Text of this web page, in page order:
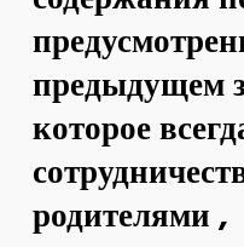
предыдущем
которое
родителями ,